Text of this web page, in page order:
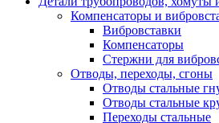
Компенсаторы и
Вибровставки
Компенсаторы
Стержни для
Отводы, переходы, сгоны
Отводы стальные
Отводы стальные
Переходы стальные